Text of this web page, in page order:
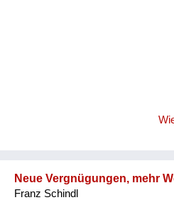
Neue Vergnügungen, mehr
Franz Schindl